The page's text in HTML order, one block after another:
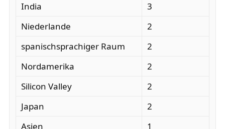
India
3
Niederlande
2
spanischsprachiger Raum
2
Nordamerika
2
Silicon Valley
2
Japan
2
Asien
1